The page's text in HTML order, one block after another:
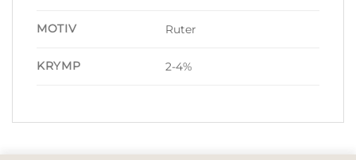
MOTIV Ruter
KRYMP 2-4%